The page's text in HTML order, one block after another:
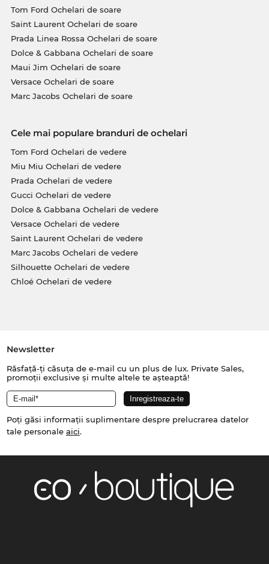
Tom Ford Ochelari de soare
Saint Laurent Ochelari de soare
Prada Linea Rossa Ochelari de soare
Dolce & Gabbana Ochelari de soare
Maui Jim Ochelari de soare
Versace Ochelari de soare
Marc Jacobs Ochelari de soare
Cele mai populare branduri de ochelari
Tom Ford Ochelari de vedere
Miu Miu Ochelari de vedere
Prada Ochelari de vedere
Gucci Ochelari de vedere
Dolce & Gabbana Ochelari de vedere
Versace Ochelari de vedere
Saint Laurent Ochelari de vedere
Marc Jacobs Ochelari de vedere
Silhouette Ochelari de vedere
Chloé Ochelari de vedere
Newsletter
Răsfață-ți căsuța de e-mail cu un plus de lux. Private Sales,
promoții exclusive și multe altele te așteaptă!
Poți găsi informații suplimentare despre prelucrarea datelor
tale personale aici.